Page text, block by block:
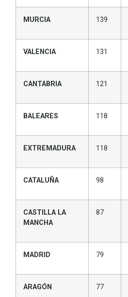
MURCIA 139
VALENCIA 131
CANTABRIA 121
BALEARES 118
EXTREMADURA 118
CATALUÑA 98
CASTILLA LA
MANCHA
87
MADRID 79
ARAGÓN 77